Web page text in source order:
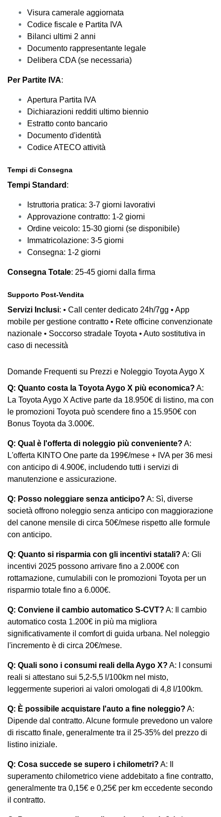
Visura camerale aggiornata
Codice fiscale e Partita IVA
Bilanci ultimi 2 anni
Documento rappresentante legale
Delibera CDA (se necessaria)
Per Partite IVA:
Apertura Partita IVA
Dichiarazioni redditi ultimo biennio
Estratto conto bancario
Documento d'identità
Codice ATECO attività
Tempi di Consegna
Tempi Standard :
Istruttoria pratica: 3-7 giorni lavorativi
Approvazione contratto: 1-2 giorni
Ordine veicolo: 15-30 giorni (se disponibile)
Immatricolazione: 3-5 giorni
Consegna: 1-2 giorni
Consegna Totale: 25-45 giorni dalla firma
Supporto Post-Vendita
Servizi Inclusi: • Call center dedicato 24h/7gg • App
mobile per gestione contratto • Rete officine convenzionate
nazionale • Soccorso stradale Toyota • Auto sostitutiva in
caso di necessità
Domande Frequenti su Prezzi e Noleggio Toyota Aygo X
Q: Quanto costa la Toyota Aygo X più economica? A:
La Toyota Aygo X Active parte da 18.950€ di listino, ma con
le promozioni Toyota può scendere fino a 15.950€ con
Bonus Toyota da 3.000€.
Q: Qual è l'offerta di noleggio più conveniente? A:
L'offerta KINTO One parte da 199€/mese + IVA per 36 mesi
con anticipo di 4.900€, includendo tutti i servizi di
manutenzione e assicurazione.
Q: Posso noleggiare senza anticipo? A: Sì, diverse
società offrono noleggio senza anticipo con maggiorazione
del canone mensile di circa 50€/mese rispetto alle formule
con anticipo.
Q: Quanto si risparmia con gli incentivi statali? A: Gli
incentivi 2025 possono arrivare fino a 2.000€ con
rottamazione, cumulabili con le promozioni Toyota per un
risparmio totale fino a 6.000€.
Q: Conviene il cambio automatico S-CVT? A: Il cambio
automatico costa 1.200€ in più ma migliora
significativamente il comfort di guida urbana. Nel noleggio
l'incremento è di circa 20€/mese.
Q: Quali sono i consumi reali della Aygo X? A: I consumi
reali si attestano sui 5,2-5,5 l/100km nel misto,
leggermente superiori ai valori omologati di 4,8 l/100km.
Q: È possibile acquistare l'auto a fine noleggio? A:
Dipende dal contratto. Alcune formule prevedono un valore
di riscatto finale, generalmente tra il 25-35% del prezzo di
listino iniziale.
Q: Cosa succede se supero i chilometri? A: Il
superamento chilometrico viene addebitato a fine contratto,
generalmente tra 0,15€ e 0,25€ per km eccedente secondo
il contratto.